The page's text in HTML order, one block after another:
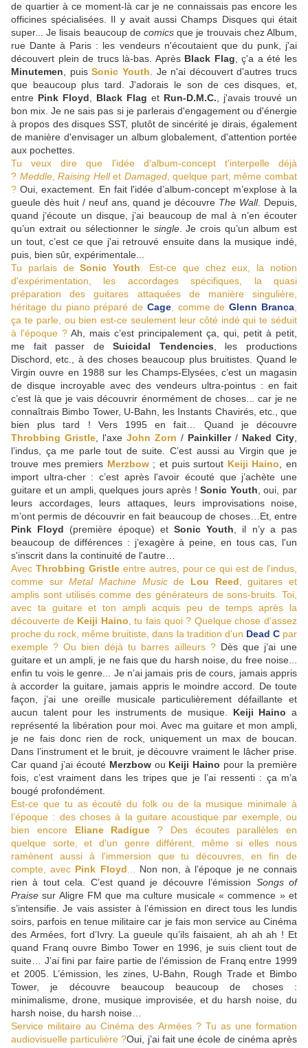
de quartier à ce moment-là car je ne connaissais pas encore les
officines spécialisées. Il y avait aussi Champs Disques qui était
super... Je lisais beaucoup de comics que je trouvais chez Album,
rue Dante à Paris : les vendeurs n'écoutaient que du punk, j'ai
découvert plein de trucs là-bas. Après Black Flag , ç'a a été les
Minutemen , puisSonic Youth . Je n'ai découvert d'autres trucs
que beaucoup plus tard. J'adorais le son de ces disques, et,
entre Pink Floyd Black Flag et Run-D.M.C. , j'avais trouvé un
bon mix. Je ne sais pas si je parlerais d'engagement ou d'énergie
à propos des disques SST, plutôt de sincérité je dirais, également
de manière d'envisager un album globalement, d'attention portée
aux pochettes.
Tu veux dire que l'idée d'album-concept t'interpelle déjà
? Meddle,Raising Hellet Damaged, quelque part, même combat
?Oui, exactement. En fait l'idée d’album-concept m’explose à la
gueule dès huit / neuf ans, quand je découvre The Wall. Depuis,
quand j’écoute un disque, j’ai beaucoup de mal à n’en écouter
qu’un extrait ou sélectionner le single. Je crois qu’un album est
un tout, c’est ce que j'ai retrouvé ensuite dans la musique indé,
puis, bien sûr, expérimentale...
Tu parlais deSonic Youth . Est-ce que chez eux, la notion
d'expérimentation, les accordages spécifiques, la quasi
préparation des guitares attaquées de manière singulière,
héritage du piano préparé de Cage, comme deGlenn Branca
ça te parle, ou bien est-ce seulement leur côté indé qui te séduit
à l'époque ? Ah, mais c’est principalement ça, qui, petit à petit,
me fait passer deSuicidal Tendencies , les productions
Dischord, etc., à des choses beaucoup plus bruitistes. Quand le
Virgin ouvre en 1988 sur les Champs-Elysées, c’est un magasin
de disque incroyable avec des vendeurs ultra-pointus : en fait
c’est là que je vais découvrir énormément de choses... car je ne
connaîtrais Bimbo Tower, U-Bahn, les Instants Chavirés, etc., que
bien plus tard ! Vers 1995 en fait… Quand je découvre
Throbbing Gristle , l'axe John Zorn / Painkiller / Naked City
l’indus, ça me parle tout de suite. C’est aussi au Virgin que je
trouve mes premiers Merzbow ; et puis surtout Keiji Haino , en
import ultra-cher : c’est après l'avoir écouté que j’achète une
guitare et un ampli, quelques jours après !Sonic Youth , oui, par
leurs accordages, leurs attaques, leurs improvisations noise,
m’ont permis de découvrir en fait beaucoup de choses…Et, entre
Pink Floyd (première époque) etSonic Youth , il n’y a pas
beaucoup de différences : j’exagère à peine, en tous cas, l'un
s'inscrit dans la continuité de l'autre…
Avec Throbbing Gristleentre autres, pour ce qui est de l'indus,
comme surMetal Machine Musicde Lou Reed , guitares et
amplis sont utilisés comme des générateurs de sons-bruits. Toi,
avec ta guitare et ton ampli acquis peu de temps après la
découverte de Keiji Haino , tu fais quoi ? Quelque chose d'assez
proche du rock, même bruitiste, dans la tradition d'un Dead Cpar
exemple ? Ou bien déjà tu barres ailleurs ?Dès que j’ai une
guitare et un ampli, je ne fais que du harsh noise, du free noise...
enfin tu vois le genre... Je n’ai jamais pris de cours, jamais appris
à accorder la guitare, jamais appris le moindre accord. De toute
façon, j’ai une oreille musicale particulièrement défaillante et
aucun talent pour les instruments de musique. Keiji Haino a
représenté la libération pour moi. Avec ma guitare et mon ampli,
je ne fais donc rien de rock, uniquement un max de boucan.
Dans l’instrument et le bruit, je découvre vraiment le lâcher prise.
Car quand j’ai écouté Merzbowou Keiji Haino pour la première
fois, c’est vraiment dans les tripes que je l’ai ressenti : ça m’a
bougé profondément.
Est-ce que tu as écouté du folk ou de la musique minimale à
l’époque : des choses à la guitare acoustique par exemple, ou
bien encore Eliane Radigue ? Des écoutes parallèles en
quelque sorte, et d'un genre différent, même si elles nous
ramènent aussi à l'immersion que tu découvres, en fin de
compte, avec Pink Floyd
Non non, à l’époque je ne connais
rien à tout cela. C’est quand je découvre l’émission Songs of
Praisesur Aligre FM que ma culture musicale « commence » et
s’intensifie. Je vais assister à l’émission en direct tous les lundis
soirs, parfois en tenue militaire car je fais mon service au Cinéma
des Armées, fort d’Ivry. La gueule qu’ils faisaient, ah ah ah ! Et
quand Franq ouvre Bimbo Tower en 1996, je suis client tout de
suite… J’ai fini par faire partie de l’émission de Franq entre 1999
et 2005. L’émission, les zines, U-Bahn, Rough Trade et Bimbo
Tower, je découvre beaucoup beaucoup de choses :
minimalisme, drone, musique improvisée, et du harsh noise, du
harsh noise, du harsh noise…
Service militaire au Cinéma des Armées ? Tu as une formation
audiovisuelle particulière ?Oui, j’ai fait une école de cinéma après